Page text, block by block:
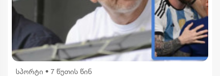
სპორტი • 7 წუთის წინ